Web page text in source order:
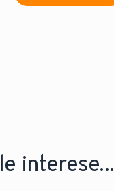
interese...